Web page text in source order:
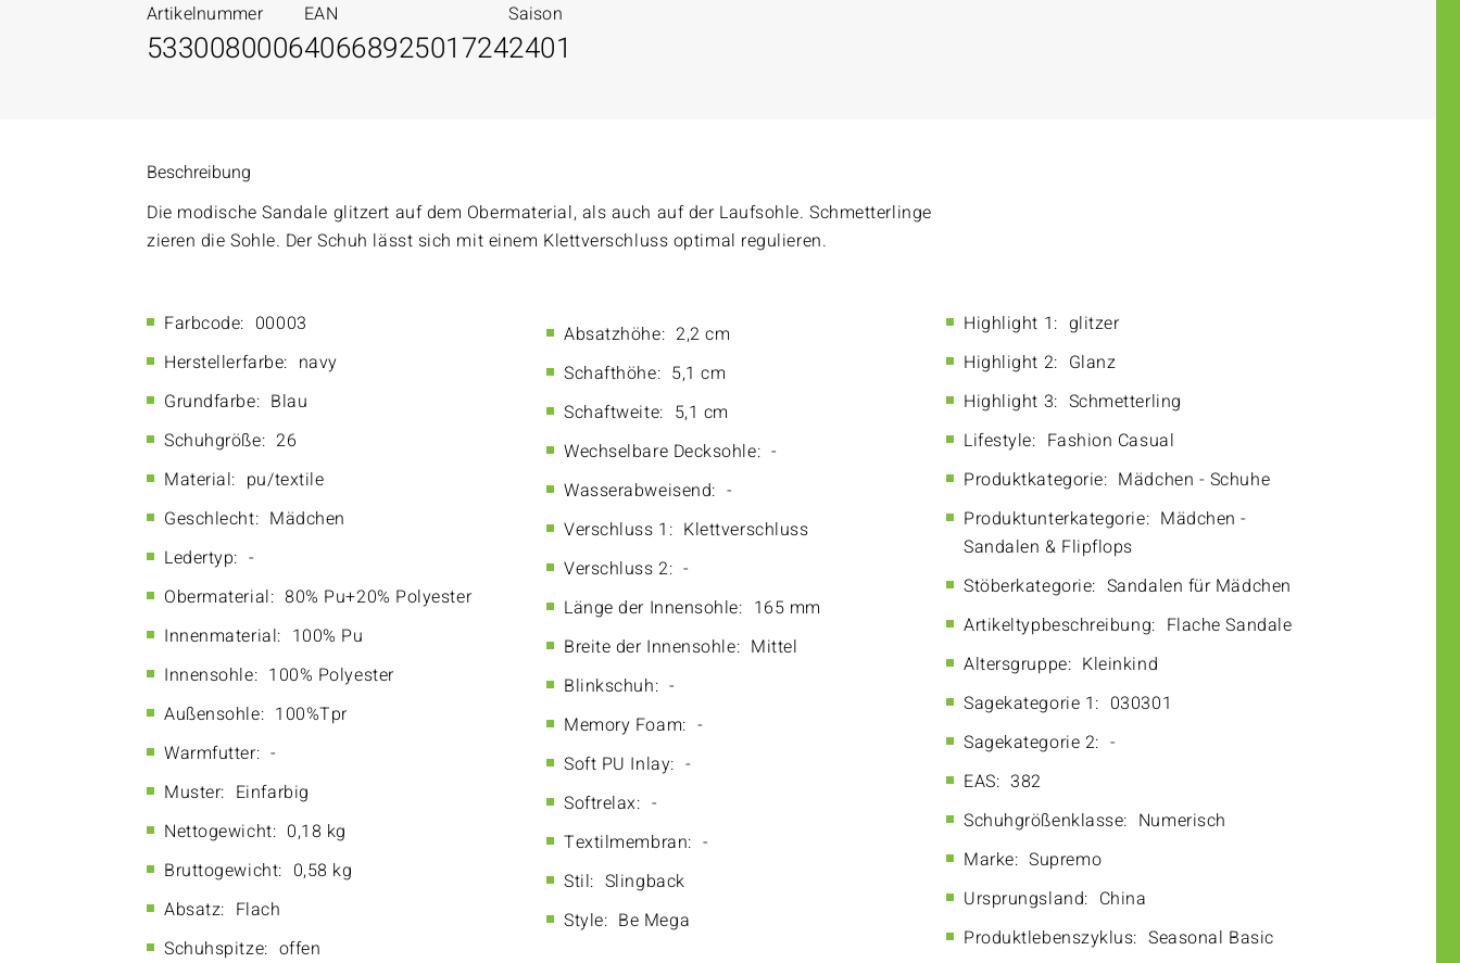
Artikelnummer
5330080006
EAN
4066892501724
Saison
2401
Beschreibung
Die modische Sandale glitzert auf dem Obermaterial, als auch auf der Laufsohle. Schmetterlinge
zieren die Sohle. Der Schuh lässt sich mit einem Klettverschluss optimal regulieren.
Farbcode: 00003
Herstellerfarbe: navy
Grundfarbe: Blau
Schuhgröße: 26
Material: pu/textile
Geschlecht: Mädchen
Ledertyp: -
Obermaterial: 80% Pu+20% Polyester
Innenmaterial: 100% Pu
Innensohle: 100% Polyester
Außensohle: 100%Tpr
Warmfutter: -
Muster: Einfarbig
Nettogewicht: 0,18 kg
Bruttogewicht: 0,58 kg
Absatz: Flach
Schuhspitze: offen
Absatzhöhe: 2,2 cm
Schafthöhe: 5,1 cm
Schaftweite: 5,1 cm
Wechselbare Decksohle: -
Wasserabweisend: -
Verschluss 1: Klettverschluss
Verschluss 2: -
Länge der Innensohle: 165 mm
Breite der Innensohle: Mittel
Blinkschuh: -
Memory Foam: -
Soft PU Inlay: -
Softrelax: -
Textilmembran: -
Stil: Slingback
Style: Be Mega
Highlight 1: glitzer
Highlight 2: Glanz
Highlight 3: Schmetterling
Lifestyle: Fashion Casual
Produktkategorie: Mädchen - Schuhe
Produktunterkategorie: Mädchen -
Sandalen & Flipflops
Stöberkategorie: Sandalen für Mädchen
Artikeltypbeschreibung: Flache Sandale
Altersgruppe: Kleinkind
Sagekategorie 1: 030301
Sagekategorie 2: -
EAS: 382
Schuhgrößenklasse: Numerisch
Marke: Supremo
Ursprungsland: China
Produktlebenszyklus: Seasonal Basic